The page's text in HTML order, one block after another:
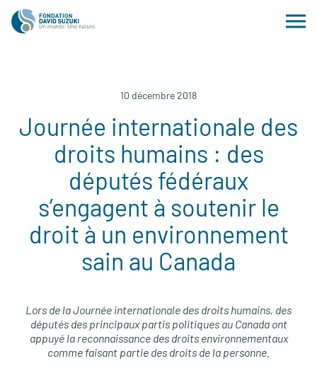
10 décembre 2018
Journée internationale des
droits humains : des
députés fédéraux
s’engagent à soutenir le
droit à un environnement
sain au Canada
Lors de la Journée internationale des droits humains, des
députés des principaux partis politiques au Canada ont
appuyé la reconnaissance des droits environnementaux
comme faisant partie des droits de la personne.